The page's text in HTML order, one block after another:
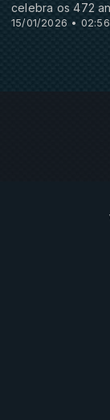
15/01/2026 • 02:56
celebra os 472